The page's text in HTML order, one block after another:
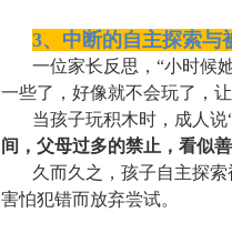
3、中断的自主探索与
一位家长反思，“小时候
一些了，好像就不会玩了，
当孩子玩积木时，成人
间，父母过多的禁止，看似
久而久之，孩子自主探
害怕犯错而放弃尝试。